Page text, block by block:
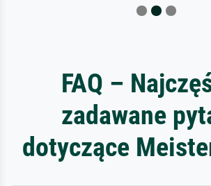
FAQ –
zadawane
dotyczące